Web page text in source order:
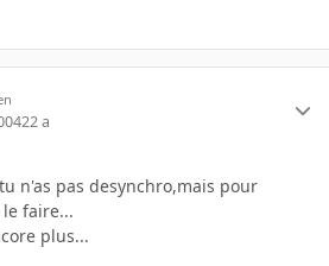
22 a
n'as pas desynchro,mais pour
faire...
plus...